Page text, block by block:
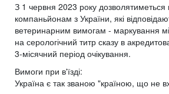
З 1 червня 2023 року
компаньйонам з України, які
ветеринарним вимогам - маркування
на серологічний титр сказу в
3-місячний період очікування.
Вимоги при в'їзді:
Україна є так званою "країною, що не